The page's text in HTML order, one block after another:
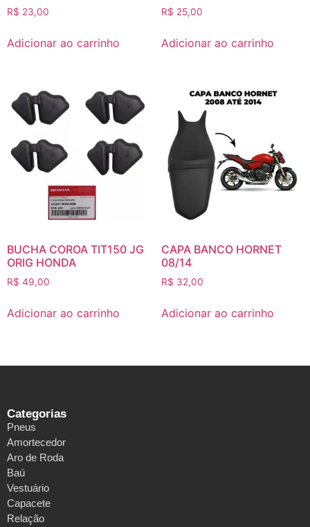
R$ 23,00
Adicionar ao carrinho
R$ 25,00
Adicionar ao carrinho
BUCHA COROA TIT150 JG
ORIG HONDA
R$ 49,00
Adicionar ao carrinho
CAPA BANCO HORNET
08/14
R$ 32,00
Adicionar ao carrinho
Categorias
Pneus
Amortecedor
Aro de Roda
Baú
Vestuário
Capacete
Relação